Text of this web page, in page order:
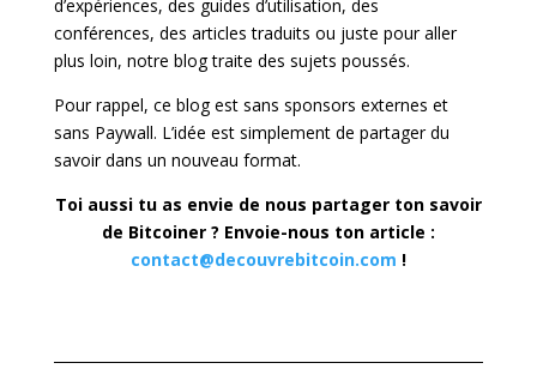
d’expériences, des guides d’utilisation, des
conférences, des articles traduits ou juste pour aller
plus loin, notre blog traite des sujets poussés.
Pour rappel, ce blog est sans sponsors externes et
sans Paywall. L’idée est simplement de partager du
savoir dans un nouveau format.
Toi aussi tu as envie de nous partager ton savoir
de Bitcoiner ? Envoie-nous ton article :
contact@decouvrebitcoin.com !